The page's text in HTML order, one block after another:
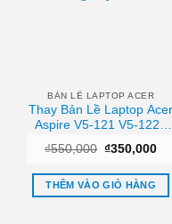
BẢN LỀ LAPTOP ACER
Thay Bản Lề Laptop Acer
Aspire V5-121 V5-122p
Zin Chính Hãng Lấy Liền
₫550,000 Giá
là:
₫550,000.
₫350,000Giá
tại
THÊM VÀO GIỎ HÀNG